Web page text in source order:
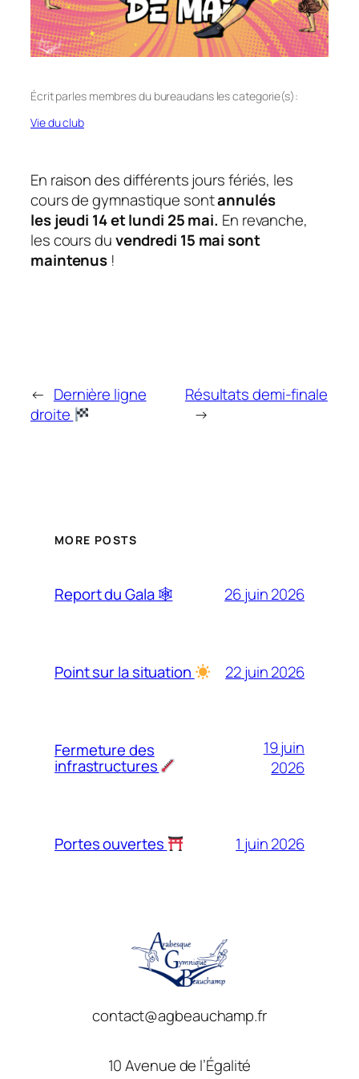
Écrit parles membres du bureaudans les categorie(s):
Vie du club
En raison des différents jours fériés, les
cours de gymnastique sontannulés
les jeudi 14 et lundi 25 mai. En revanche,
les cours duvendredi 15 mai sont
maintenus !
← Dernière ligne
droite
Résultats demi-finale
→
MORE POSTS
Report du Gala 🕸 26 juin 2026
Point sur la situation 22 juin 2026
Fermeture des
infrastructures
19 juin
2026
Portes ouvertes 1 juin 2026
contact@agbeauchamp.fr
10 Avenue de l’Égalité